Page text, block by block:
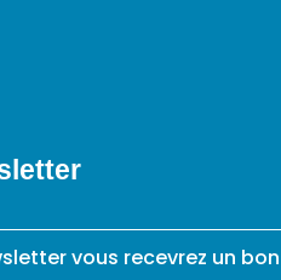
vous recevrez un bon